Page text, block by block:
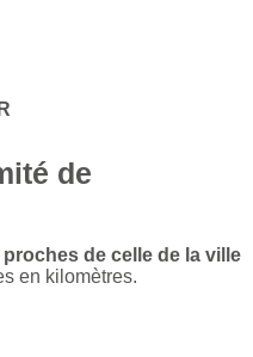
de
de celle de la ville
en kilomètres.